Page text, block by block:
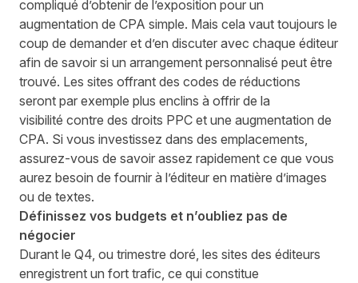
compliqué d’obtenir de l’exposition pour un
augmentation de CPA simple. Mais cela vaut toujours le
coup de demander et d’en discuter avec chaque éditeur
afin de savoir si un arrangement personnalisé peut être
trouvé. Les sites offrant des codes de réductions
seront par exemple plus enclins à offrir de la
visibilité contre des droits PPC et une augmentation de
CPA. Si vous investissez dans des emplacements,
assurez-vous de savoir assez rapidement ce que vous
aurez besoin de fournir à l’éditeur en matière d’images
ou de textes.
Définissez vos budgets et n’oubliez pas de
négocier
Durant le Q4, ou trimestre doré, les sites des éditeurs
enregistrent un fort trafic, ce qui constitue